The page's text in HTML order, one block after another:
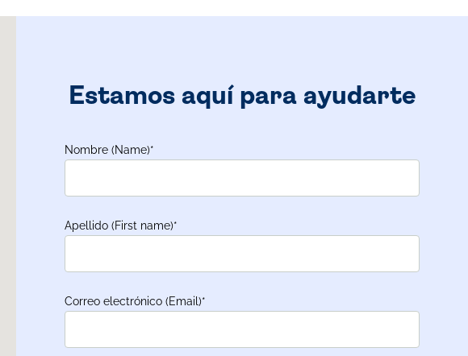
Estamos aquí para ayudarte
Nombre (Name)*
Apellido (First name)*
Correo electrónico (Email)*